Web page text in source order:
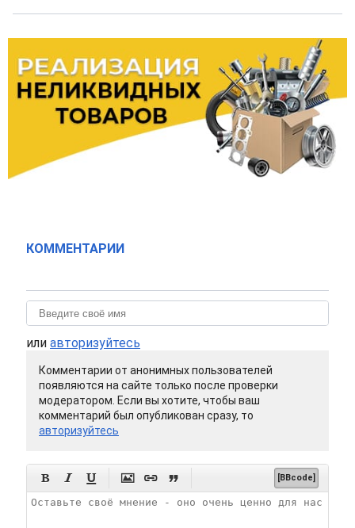
КОММЕНТАРИИ
или авторизуйтесь
Комментарии от анонимных пользователей
появляются на сайте только после проверки
модератором. Если вы хотите, чтобы ваш
комментарий был опубликован сразу, то
авторизуйтесь
      [BBcode]